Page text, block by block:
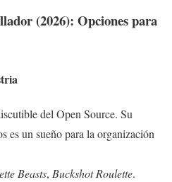
(2026): Opciones para
del Open Source. Su
es un sueño para la organización
Beasts, Buckshot Roulette.